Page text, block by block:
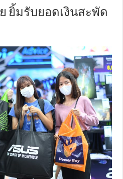
ยิ้มรับยอดเงินสะพัด